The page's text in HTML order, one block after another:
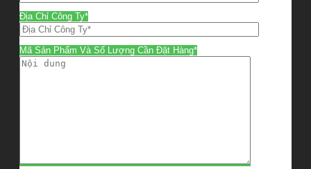
Địa Chỉ Công Ty*
Mã Sản Phẩm Và Số Lượng Cần Đặt Hàng*